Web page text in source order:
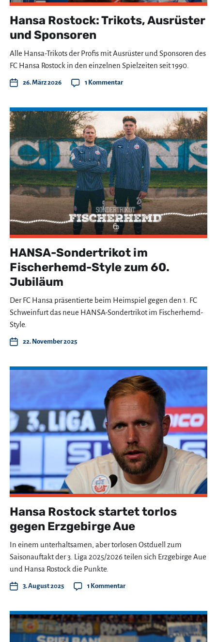
Hansa Rostock: Trikots, Ausrüster
und Sponsoren
Alle Hansa-Trikots der Profis mit Ausrüster und Sponsoren des
FC Hansa Rostock in den einzelnen Spielzeiten seit 1990.
26. März 2026 1 Kommentar
HANSA-Sondertrikot im
Fischerhemd-Style zum 60.
Jubiläum
Der FC Hansa präsentierte beim Heimspiel gegen den 1. FC
Schweinfurt das neue HANSA-Sondertrikot im Fischerhemd-
Style.
22. November 2025
Hansa Rostock startet torlos
gegen Erzgebirge Aue
In einem unterhaltsamen, aber torlosen Ostduell zum
Saisonauftakt der 3. Liga 2025/2026 teilen sich Erzgebirge Aue
und Hansa Rostock die Punkte.
3. August 2025 1 Kommentar